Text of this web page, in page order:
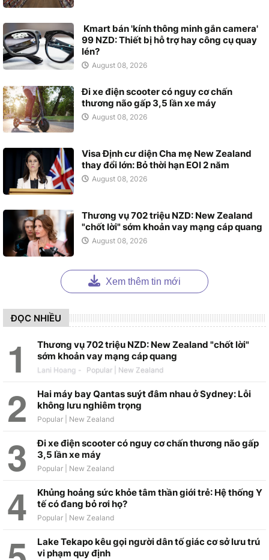
Kmart bán 'kính thông minh gắn camera'
99 NZD: Thiết bị hỗ trợ hay công cụ quay
lén?
August 08, 2026
Đi xe điện scooter có nguy cơ chấn
thương não gấp 3,5 lần xe máy
August 08, 2026
Visa Định cư diện Cha mẹ New Zealand
thay đổi lớn: Bỏ thời hạn EOI 2 năm
August 08, 2026
Thương vụ 702 triệu NZD: New Zealand
"chốt lời" sớm khoản vay mạng cáp quang
August 08, 2026
Xem thêm tin mới
ĐỌC NHIỀU
Thương vụ 702 triệu NZD: New Zealand "chốt lời"
sớm khoản vay mạng cáp quang
Lani Hoang -
Hai máy bay Qantas suýt đâm nhau ở Sydney: Lỗi
không lưu nghiêm trọng
Đi xe điện scooter có nguy cơ chấn thương não gấp
3,5 lần xe máy
Khủng hoảng sức khỏe tâm thần giới trẻ: Hệ thống Y
tế có đang bỏ rơi họ?
Lake Tekapo kêu gọi người dân tố giác cơ sở lưu trú
vi phạm quy định